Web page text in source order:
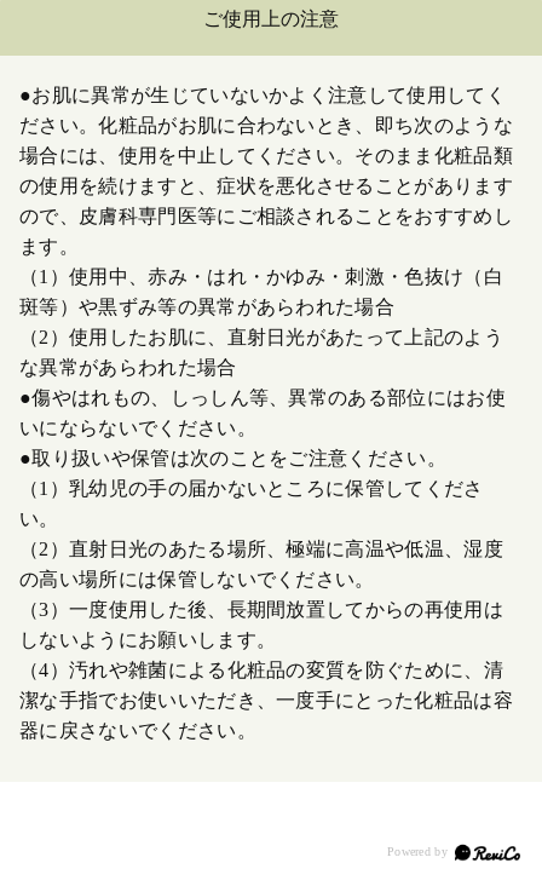
ご使用上の注意
●お肌に異常が生じていないかよく注意して使用してく
ださい。化粧品がお肌に合わないとき、即ち次のような
場合には、使用を中止してください。そのまま化粧品類
の使用を続けますと、症状を悪化させることがあります
ので、皮膚科専門医等にご相談されることをおすすめし
ます。
（1）使用中、赤み・はれ・かゆみ・刺激・色抜け（白
斑等）や黒ずみ等の異常があらわれた場合
（2）使用したお肌に、直射日光があたって上記のよう
な異常があらわれた場合
●傷やはれもの、しっしん等、異常のある部位にはお使
いにならないでください。
●取り扱いや保管は次のことをご注意ください。
（1）乳幼児の手の届かないところに保管してくださ
い。
（2）直射日光のあたる場所、極端に高温や低温、湿度
の高い場所には保管しないでください。
（3）一度使用した後、長期間放置してからの再使用は
しないようにお願いします。
（4）汚れや雑菌による化粧品の変質を防ぐために、清
潔な手指でお使いいただき、一度手にとった化粧品は容
器に戻さないでください。